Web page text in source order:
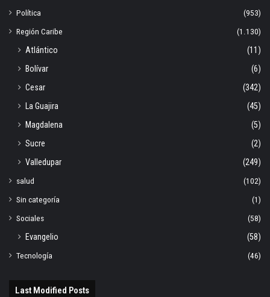
Política
(953)
Región Caribe
(1.130)
Atlántico
(11)
Bolívar
(6)
Cesar
(342)
La Guajira
(45)
Magdalena
(5)
Sucre
(2)
Valledupar
(249)
salud
(102)
Sin categoría
(1)
Sociales
(58)
Evangelio
(58)
Tecnología
(46)
Last Modified Posts